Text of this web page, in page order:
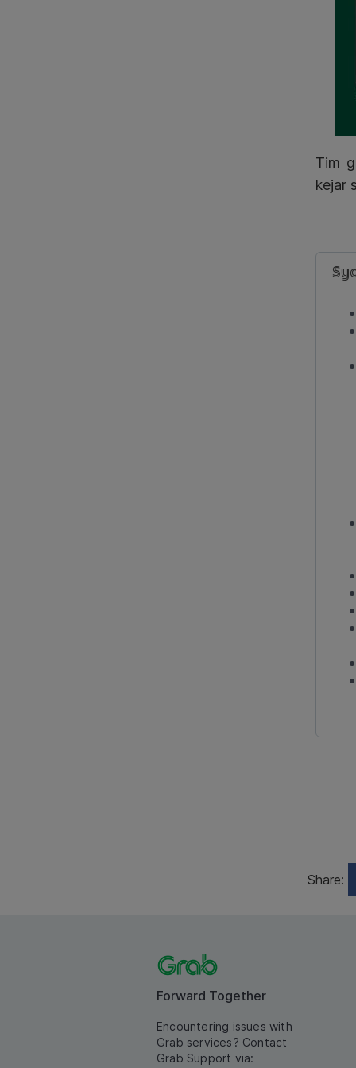
Tim
kejar
Share:
Forward Together
Encountering issues with
Grab services? Contact
Grab Support via: